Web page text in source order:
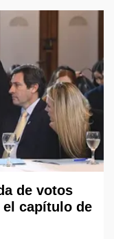
de votos
capítulo de